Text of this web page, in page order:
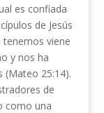
es confiada
de Jesús
viene
y nos ha
(Mateo 25:14).
de
como una